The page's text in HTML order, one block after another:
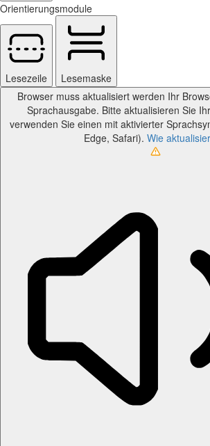
Orientierungsmodule
Lesezeile
Lesemaske
Browser muss aktualisiert werden Ihr
Sprachausgabe. Bitte aktualisieren Sie
verwenden Sie einen mit aktivierter
Edge, Safari). Wie